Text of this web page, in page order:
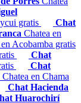
gratis
Chat
Chatea en
Acobamba gratis
Chat
Chat
Chatea en Chama
Chat Hacienda
Huarochirí